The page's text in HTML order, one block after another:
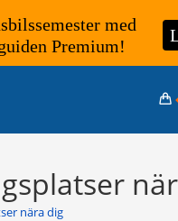
nära dig
med
Premium!